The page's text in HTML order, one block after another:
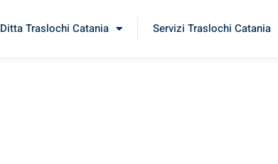
Ditta Traslochi Catania Servizi Traslochi Catania